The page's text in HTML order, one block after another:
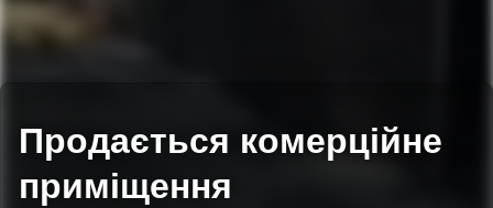
Продається комерційне
приміщення